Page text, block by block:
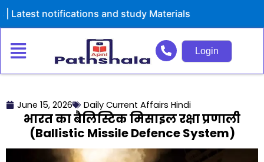
Skip
to
notifications and study Materials
Login
June 15, 2026 Daily Current Affairs Hindi
भारत का बैलिस्टिक मिसाइल रक्षा प्रणाली
(Ballistic Missile Defence System)